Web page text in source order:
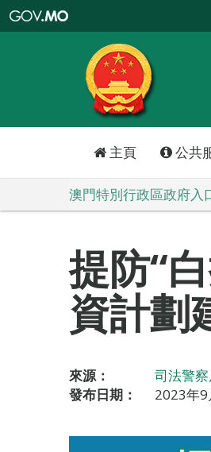
特
政
區
政
口
主頁 公共
澳門特別行政區政府入
提防“
資計劃
來源：
司法警察
發布日期：
2023年